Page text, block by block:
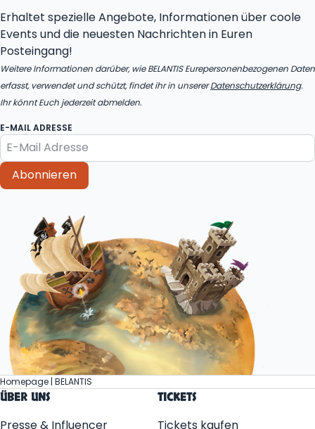
Erhaltet spezielle Angebote, Informationen über coole
Events und die neuesten Nachrichten in Euren
Posteingang!
Weitere Informationen darüber, wie BELANTIS Eurepersonenbezogenen Daten
erfasst, verwendet und schützt, findet ihr in unsererDatenschutzerklärung.
Ihr könnt Euch jederzeit abmelden.
E-MAIL ADRESSE
Abonnieren
Homepage | BELANTIS
ÜBER UNS
Presse & Influencer
TICKETS
Tickets kaufen